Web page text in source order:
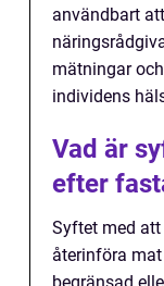
användbart
mätningar
individens
Vad är
efter
Syftet med
återinföra